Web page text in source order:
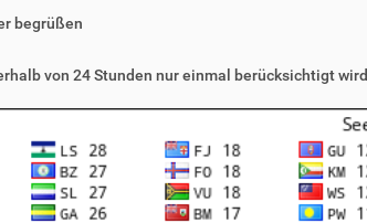
begrüßen
von 24 Stunden nur einmal berücksichtigt wird